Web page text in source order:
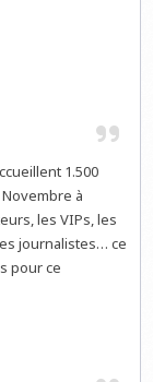
1.500
à
les VIPs, les
journalistes… ce
pour ce